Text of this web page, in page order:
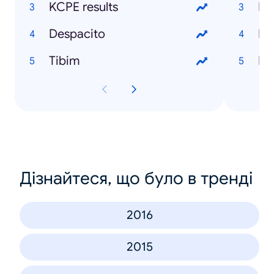
KCPE results
Despacito
Tibim
Дізнайтеся, що було в тренді
2016
2015